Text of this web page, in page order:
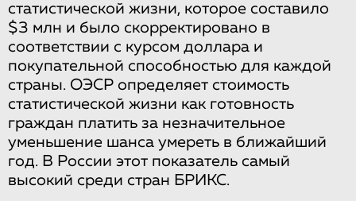
статистической жизни, которое составило
$3 млн и было скорректировано в
соответствии с курсом доллара и
покупательной способностью для каждой
страны. ОЭСР определяет стоимость
статистической жизни как готовность
граждан платить за незначительное
уменьшение шанса умереть в ближайший
год. В России этот показатель самый
высокий среди стран БРИКС.